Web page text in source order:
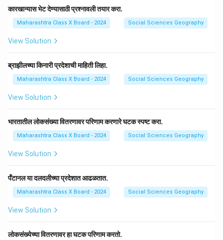
कारखान्यास भेट देण्यासाठी प्रश्नावली तयार करा.
Maharashtra Class X Board - 2024 Social Sciences Geography
View Solution
ब्राझीलच्या किनारी प्रदेशाची माहिती लिहा.
Maharashtra Class X Board - 2024 Social Sciences Geography
View Solution
भारतातील लोकसंख्या वितरणावर परिणाम करणारे घटक स्पष्ट करा.
Maharashtra Class X Board - 2024 Social Sciences Geography
View Solution
पँटानल या दलदलीच्या प्रदेशात आढळतात.
Maharashtra Class X Board - 2024 Social Sciences Geography
View Solution
लोकसंख्येच्या वितरणावर हा घटक परिणाम करतो.